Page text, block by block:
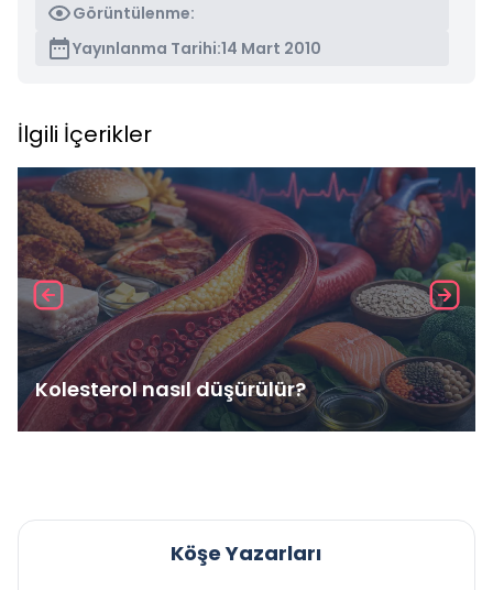
Görüntülenme:
Yayınlanma Tarihi:14 Mart 2010
İlgili İçerikler
Kolesterol nasıl düşürülür?
Köşe Yazarları